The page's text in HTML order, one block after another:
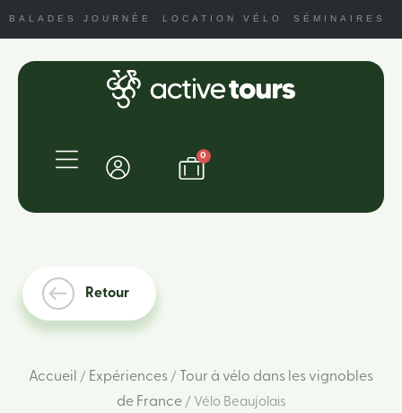
BALADES JOURNÉE LOCATION VÉLO SÉMINAIRES
0
Retour
Accueil / Expériences /
Tour à vélo dans les vignobles
de France/ Vélo Beaujolais